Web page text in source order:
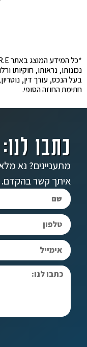
נכונותו, נראותו, חוקיותו
בעל הנכס, עורך דין,
חתימת החוזה הסופי.
כתבו לנו:
מתעניינים? נא
איתך קשר בהקדם.